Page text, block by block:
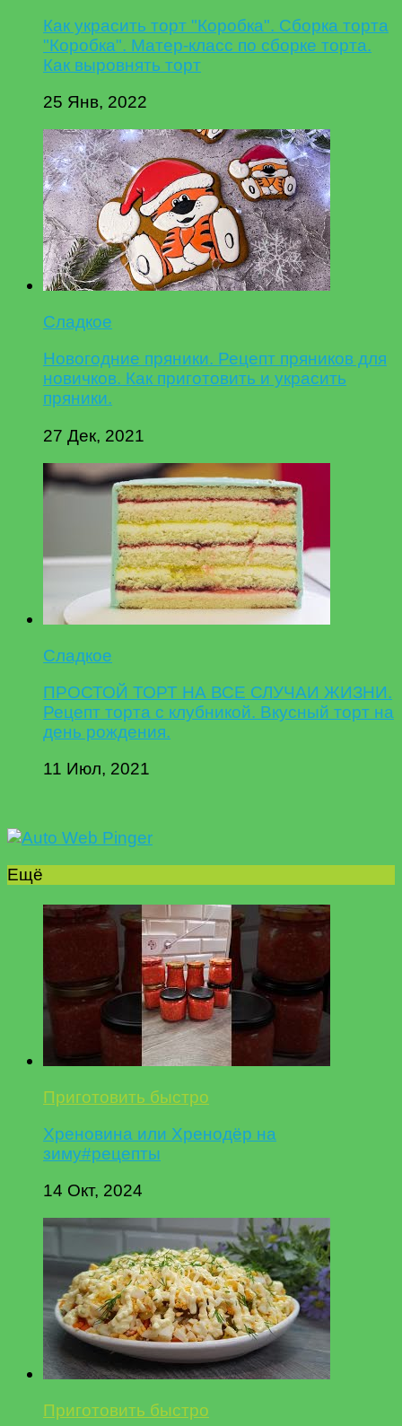
Как украсить торт "Коробка". Сборка торта
"Коробка". Матер-класс по сборке торта.
Как выровнять торт
25 Янв, 2022
Сладкое
Новогодние пряники. Рецепт пряников для
новичков. Как приготовить и украсить
пряники.
27 Дек, 2021
Сладкое
ПРОСТОЙ ТОРТ НА ВСЕ СЛУЧАИ ЖИЗНИ.
Рецепт торта с клубникой. Вкусный торт на
день рождения.
11 Июл, 2021
Ещё
Приготовить быстро
Хреновина или Хренодёр на
зиму#рецепты
14 Окт, 2024
Приготовить быстро